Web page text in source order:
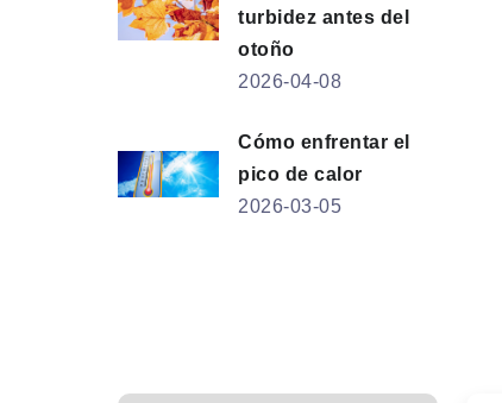
turbidez antes del
otoño
2026-04-08
Cómo enfrentar el
pico de calor
2026-03-05